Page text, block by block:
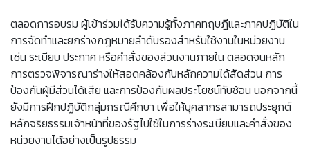
ตลอดการอบรม ผู้เข้าร่วมได้รับความรู้ทั้งภาคทฤษฎีและภาคปฏิบัติใน
การจัดทำและยกร่างกฎหมายลำดับรองสำหรับใช้งานในหน่วยงาน
เช่น ระเบียบ ประกาศ หรือคำสั่งของส่วนงานภายใน ตลอดจนหลัก
การตรวจพิจารณาร่างให้สอดคล้องกับหลักความได้สัดส่วน การ
ป้องกันผู้มีส่วนได้เสีย และการป้องกันผลประโยชน์ทับซ้อน นอกจากนี้
ยังมีการฝึกปฏิบัติกลุ่มกรณีศึกษา เพื่อให้บุคลากรสามารถประยุกต์
หลักจริยธรรมเจ้าหน้าที่ของรัฐไปใช้ในการร่างระเบียบและคำสั่งของ
หน่วยงานได้อย่างเป็นรูปธรรม